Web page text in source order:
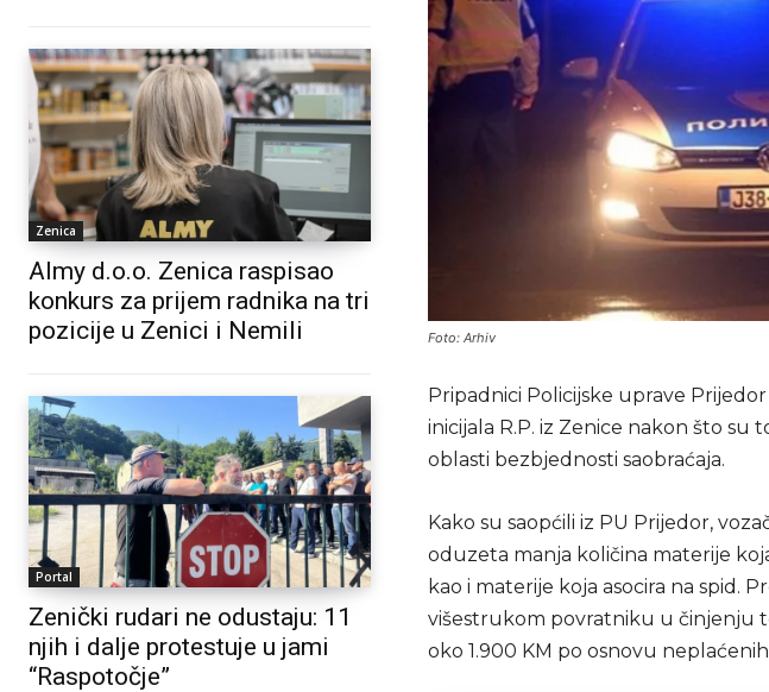
Zenica
Almy d.o.o. Zenica raspisao
konkurs za prijem radnika na tri
pozicije u Zenici i Nemili
Portal
Zenički rudari ne odustaju: 11
njih i dalje protestuje u jami
“Raspotočje”
Foto: Arhiv
Pripadnici Policijske uprave
inicijala R.P. iz Zenice nakon što
oblasti bezbjednosti saobraćaja.
Kako su saopćili iz PU Prijedor,
oduzeta manja količina materije
kao i materije koja asocira na spid.
višestrukom povratniku u činjenju
oko 1.900 KM po osnovu